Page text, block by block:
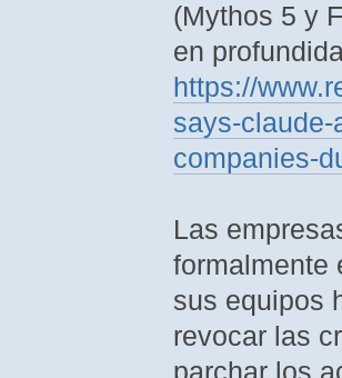
(Mythos 5 y
en
https://
says-claude-
companies-
Las
formalmente
sus equipos
revocar las
parchar los